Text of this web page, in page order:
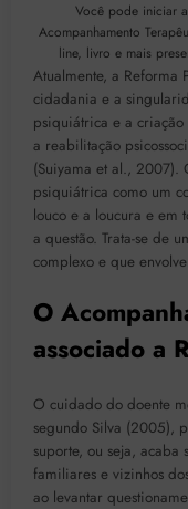
Você pode iniciar
Acompanhamento
line, livro e mais
Atualmente, a Reforma
cidadania e a
psiquiátrica e a criação
a reabilitação
(Suiyama et al., 2007).
psiquiátrica como um
louco e a loucura e em
a questão. Trata-se de
complexo e que
O
associado a
O cuidado do doente
segundo Silva (2005),
suporte, ou seja,
familiares e vizinhos
ao levantar